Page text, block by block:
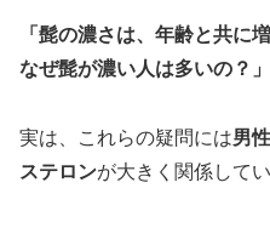
「髭の濃さは、年齢と共に
なぜ髭が濃い人は多いの？」
実は、これらの疑問には男
ステロンが大きく関係して